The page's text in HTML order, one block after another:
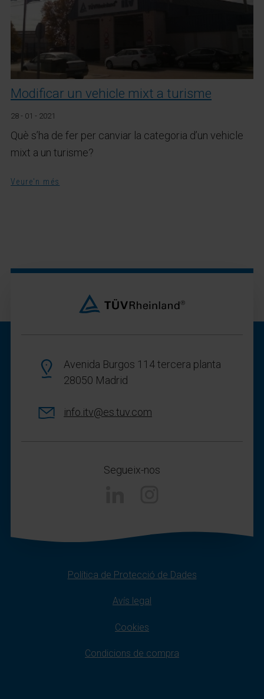
Modificar un vehicle mixt a turisme
28 - 01 - 2021
Què s’ha de fer per canviar la categoria d’un vehicle
mixt a un turisme?
Veure'n més
Avenida Burgos 114 tercera planta
28050 Madrid
info.itv@es.tuv.com
Segueix-nos
Política de Protecció de Dades
Avís legal
Cookies
Condicions de compra